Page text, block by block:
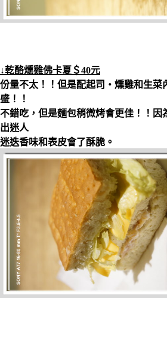
↓乾酪燻雞佛卡夏＄40元
份量不太！！但是配起司‧燻雞和生菜
盛！！
不錯吃，但是麵包稍微烤會更佳！！因
出迷人
迷迭香味和表皮會了酥脆。